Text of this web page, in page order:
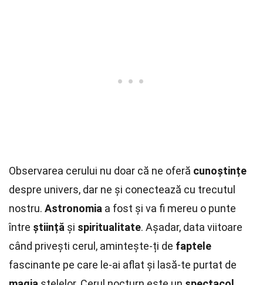
Observarea cerului nu doar că ne oferă cunoștințe
despre univers, dar ne și conectează cu trecutul
nostru. Astronomia a fost și va fi mereu o punte
între știință și spiritualitate. Așadar, data viitoare
când privești cerul, amintește-ți de faptele
fascinante pe care le-ai aflat și lasă-te purtat de